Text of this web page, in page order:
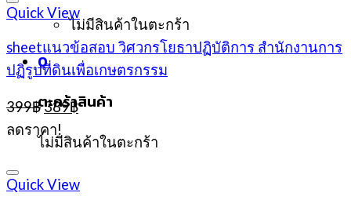
ไม่มีสินค้าในตะกร้า
0
ตะกร้าสินค้า
ไม่มีสินค้าในตะกร้า
Quick View
sheetแนวข้อสอบ วิศวกรโยธาปฏิบัติการ สำนักงานการ
ปฏิรูปที่ดินเพื่อเกษตรกรรม
399฿Original
price
was:
389฿Current
is:
ลดราคา!
Quick View